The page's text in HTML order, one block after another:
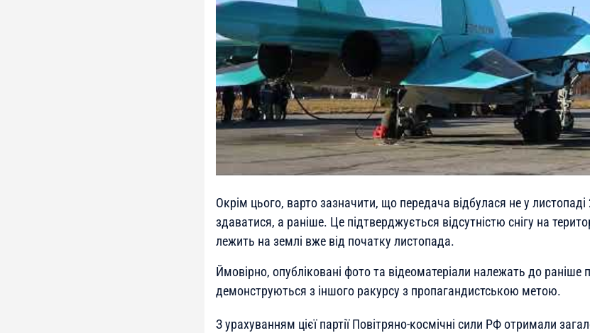
Окрім цього, варто зазначити, що передача відбулася не у
здаватися, а раніше. Це підтверджується відсутністю снігу на
лежить на землі вже від початку листопада.
Ймовірно, опубліковані фото та відеоматеріали належать до раніше
демонструються з іншого ракурсу з пропагандистською метою.
З урахуванням цієї партії Повітряно-космічні сили РФ отримали